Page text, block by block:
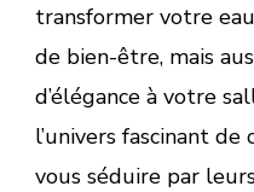
transformer votre
de bien-être, mais
d’élégance à votre
l’univers fascinant de
vous séduire par